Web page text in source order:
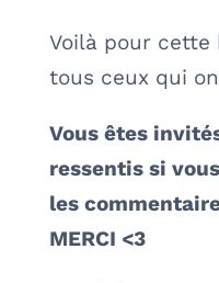
Voilà pour cette
tous ceux qui
Vous êtes
ressentis si
les
MERCI <3